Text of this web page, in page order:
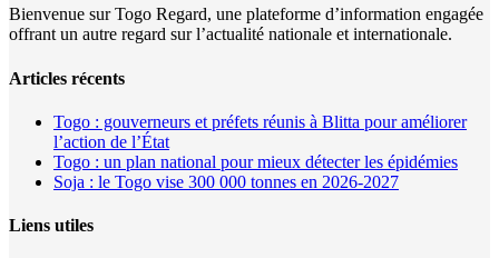
Bienvenue sur Togo Regard, une plateforme d’information engagée
offrant un autre regard sur l’actualité nationale et internationale.
Articles récents
Togo : gouverneurs et préfets réunis à Blitta pour améliorer
l’action de l’État
Togo : un plan national pour mieux détecter les épidémies
Soja : le Togo vise 300 000 tonnes en 2026-2027
Liens utiles